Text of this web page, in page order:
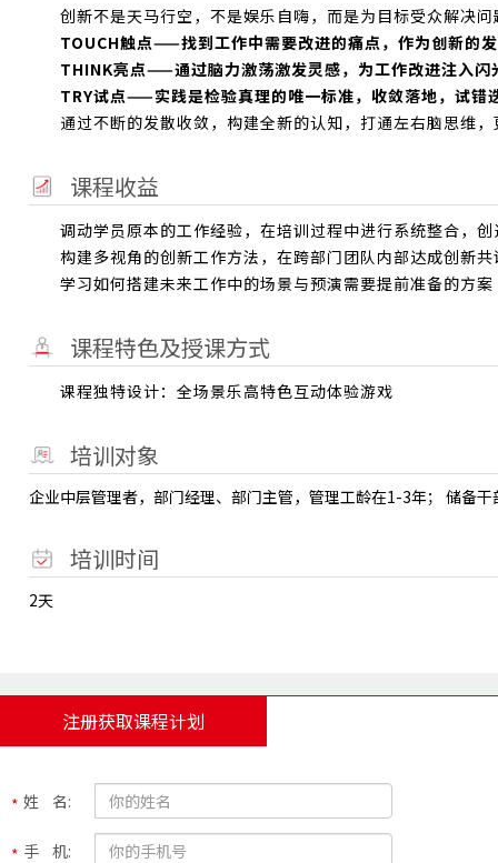
创新不是天马行空，不是娱乐自嗨，而是为目标受众解决
TOUCH触点——找到工作中需要改进的痛点，作为创新的
THINK亮点——通过脑力激荡激发灵感，为工作改进注入闪
TRY试点——实践是检验真理的唯一标准，收敛落地，试错
通过不断的发散收敛，构建全新的认知，打通左右脑思维
课程收益
调动学员原本的工作经验，在培训过程中进行系统整合，
构建多视角的创新工作方法，在跨部门团队内部达成创新共
学习如何搭建未来工作中的场景与预演需要提前准备的方案
课程特色及授课方式
课程独特设计：全场景乐高特色互动体验游戏
培训对象
企业中层管理者，部门经理、部门主管，管理工龄在1-3年； 储备
培训时间
2天
注册获取课程计划
姓 名:
手 机: